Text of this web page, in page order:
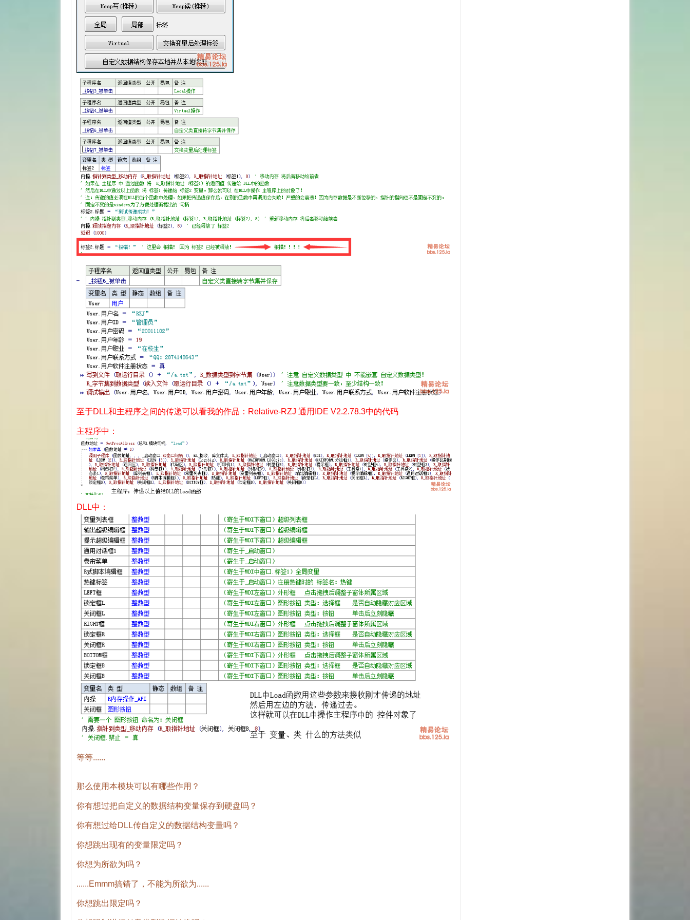
至于DLL和主程序之间的传递可以看我的作品：Relative-RZJ 通用IDE V2.2.78.3中的代码
主程序中：
DLL中：
等等......
那么使用本模块可以有哪些作用？
你有想过把自定义的数据结构变量保存到硬盘吗？
你有想过给DLL传自定义的数据结构变量吗？
你想跳出现有的变量限定吗？
你想为所欲为吗？
......Emmm搞错了，不能为所欲为......
你想跳出限定吗？